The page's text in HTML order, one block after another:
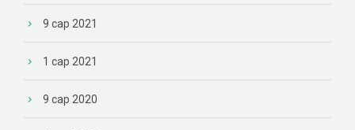
9 сар 2021
1 сар 2021
9 сар 2020